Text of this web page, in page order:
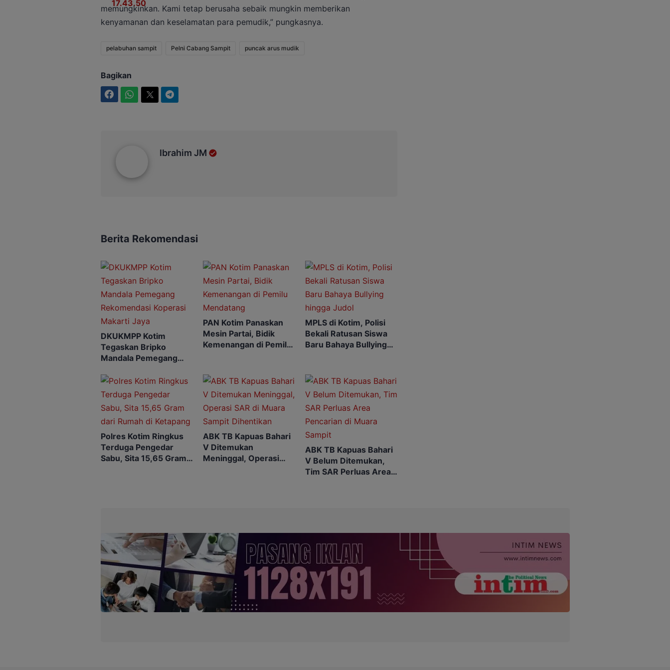
memungkinkan. Kami tetap berusaha sebaik mungkin memberikan
kenyamanan dan keselamatan para pemudik,” pungkasnya.
pelabuhan sampit Pelni Cabang Sampit puncak arus mudik
Bagikan
Ibrahim JM
Berita Rekomendasi
DKUKMPP Kotim
Tegaskan Bripko
Mandala Pemegang
Makarti Jaya
PAN Kotim Panaskan
Mesin Partai, Bidik
Kemenangan di Pemilu
MPLS di Kotim, Polisi
Bekali Ratusan Siswa
Baru Bahaya Bullying
Polres Kotim Ringkus
Terduga Pengedar
Sabu, Sita 15,65 Gram
ABK TB Kapuas Bahari
V Ditemukan
Meninggal, Operasi
ABK TB Kapuas Bahari
V Belum Ditemukan,
Tim SAR Perluas Area